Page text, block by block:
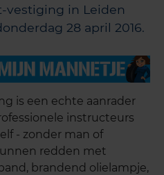
vestiging in Leiden
28 april 2016.
is een echte aanrader
instructeurs
- zonder man of
redden met
brandend olielampje,